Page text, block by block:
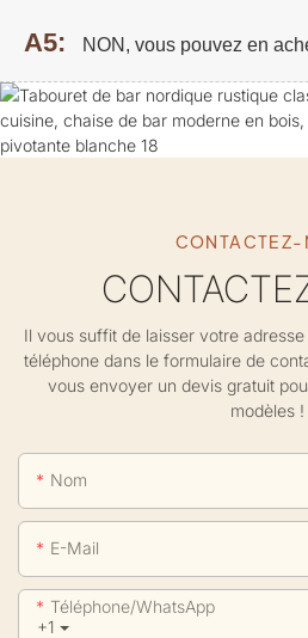
A5: NON, vous pouvez en
CONTACTEZ-
Il vous suffit de laisser votre
téléphone dans le formulaire de
vous envoyer un devis gratuit
modèles !
Nom
E-Mail
+1
Téléphone/WhatsApp